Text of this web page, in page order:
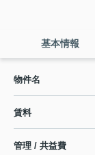
基本情報
物件名
賃料
管理 / 共益費